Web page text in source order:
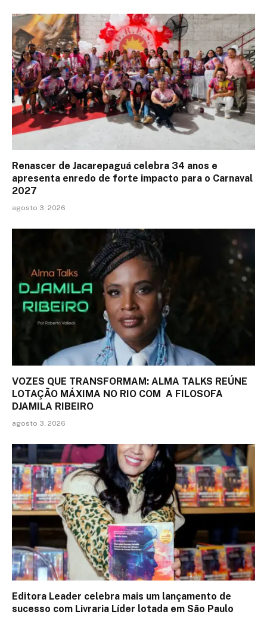
Renascer de Jacarepaguá celebra 34 anos e
apresenta enredo de forte impacto para o Carnaval
2027
agosto 3, 2026
VOZES QUE TRANSFORMAM: ALMA TALKS REÚNE
LOTAÇÃO MÁXIMA NO RIO COM A FILOSOFA
DJAMILA RIBEIRO
agosto 3, 2026
Editora Leader celebra mais um lançamento de
sucesso com Livraria Líder lotada em São Paulo